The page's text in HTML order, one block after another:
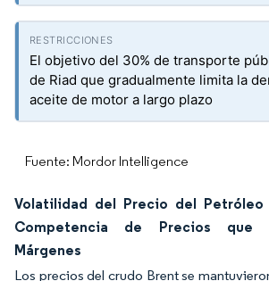
El objetivo del 30% de transporte
de Riad que gradualmente limita la
aceite de motor a largo plazo
Fuente: Mordor Intelligence
Volatilidad del Precio del Petróleo
Competencia de Precios que
Márgenes
Los precios del crudo Brent se